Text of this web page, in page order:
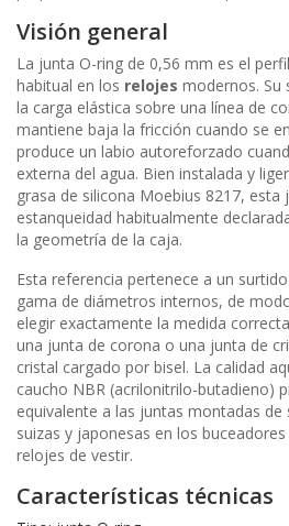
Visión general
La junta O-ring de 0,56 mm es el
habitual en los relojes modernos. Su
la carga elástica sobre una línea de
mantiene baja la fricción cuando se
produce un labio autoreforzado
externa del agua. Bien instalada y
grasa de silicona Moebius 8217, esta
estanqueidad habitualmente
la geometría de la caja.
Esta referencia pertenece a un
gama de diámetros internos, de
elegir exactamente la medida
una junta de corona o una junta de
cristal cargado por bisel. La calidad
caucho NBR (acrilonitrilo-butadieno)
equivalente a las juntas montadas de
suizas y japonesas en los
relojes de vestir.
Características técnicas